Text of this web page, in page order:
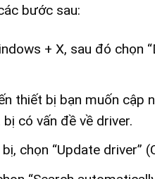
bước sau:
+ X, sau đó chọn
thiết bị bạn muốn cập
có vấn đề về driver.
chọn “Update driver”